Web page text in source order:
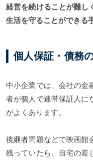
経営を続けることが難し
生活を守ることができる
個人保証・債務
中小企業では、会社の金
者が個人で連帯保証人に
がよくあります。
後継者問題などで映画館
残っていたら、自宅の差